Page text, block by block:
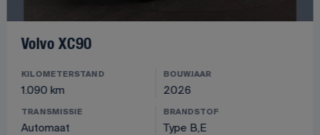
Volvo XC90
KILOMETERSTAND
1.090 km
BOUWJAAR
2026
TRANSMISSIE
Automaat
BRANDSTOF
Type B,E